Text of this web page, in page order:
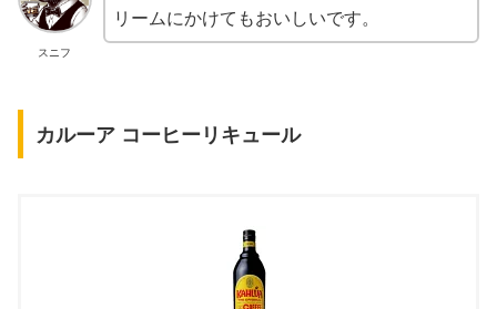
スニフ
リームにかけてもおいしいです。
カルーア コーヒーリキュール